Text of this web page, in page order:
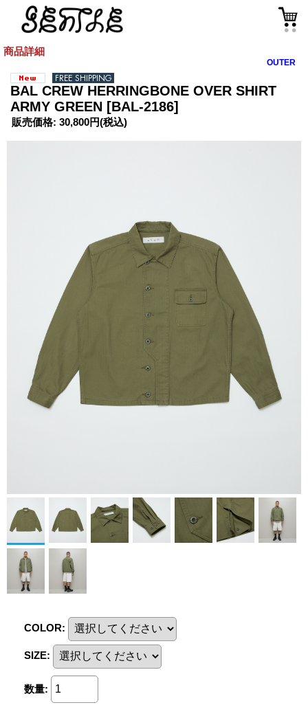
商品詳細
OUTER
BAL CREW HERRINGBONE OVER SHIRT
ARMY GREEN [BAL-2186]
販売価格: 30,800円(税込)
COLOR:
SIZE:
数量: